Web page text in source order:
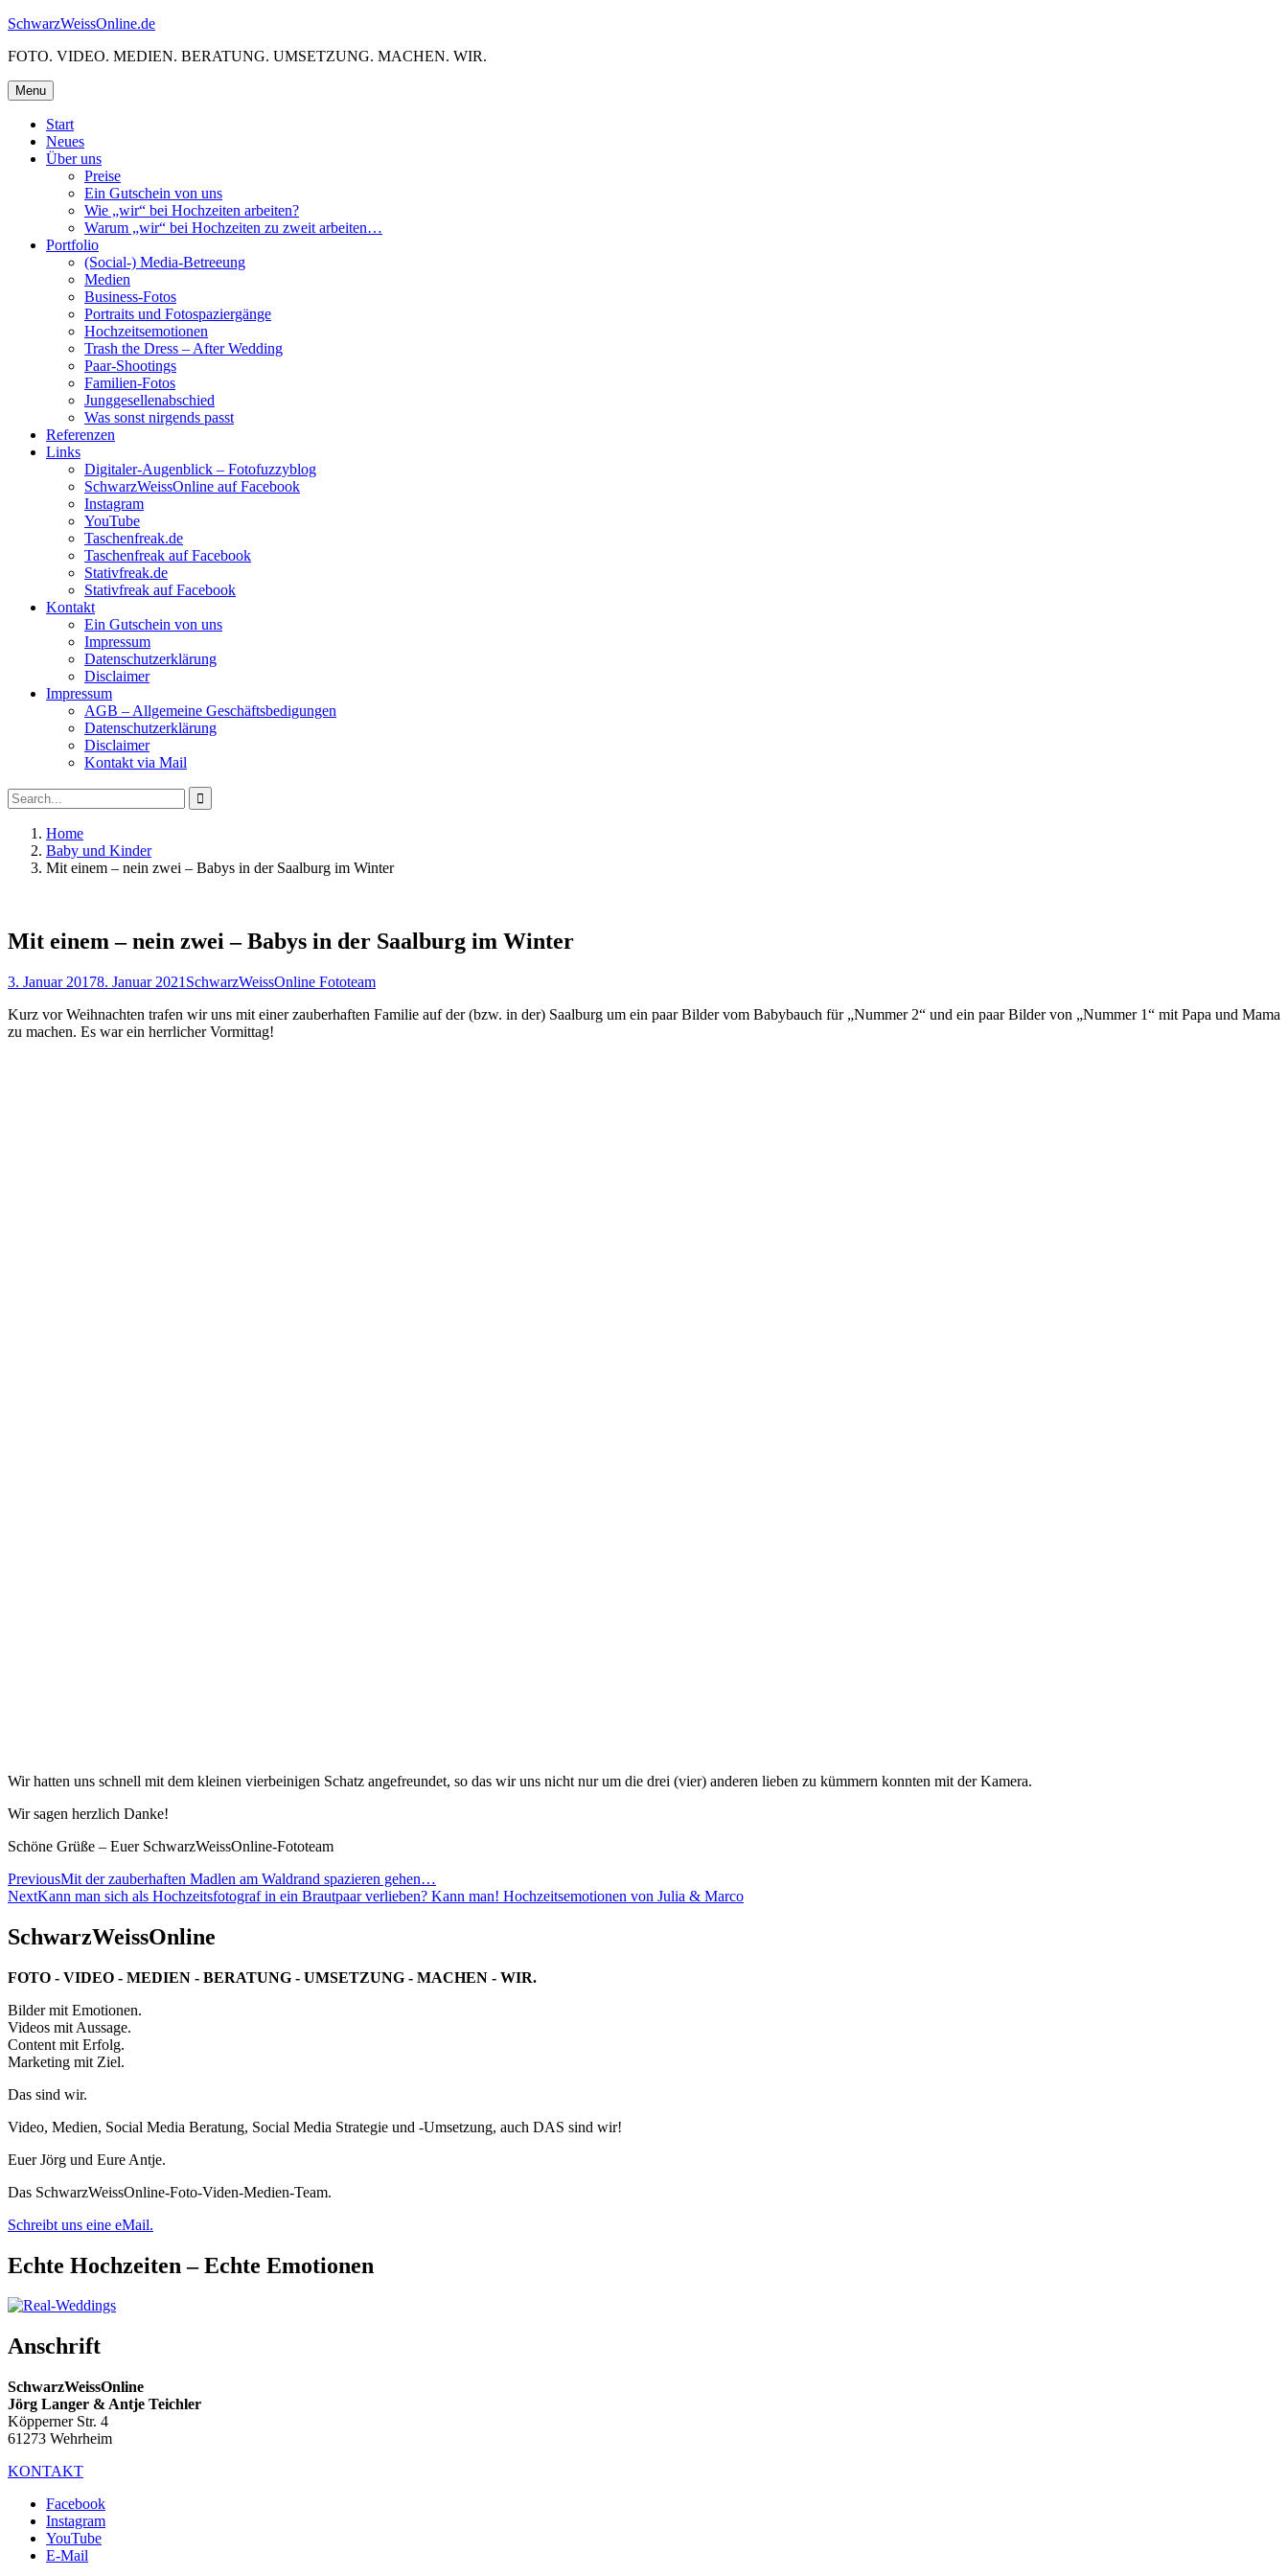
Skip
content
SchwarzWeissOnline.de
FOTO. VIDEO. MEDIEN. BERATUNG. UMSETZUNG. MACHEN. WIR.
Menu
Start
Neues
Über uns
Preise
Ein Gutschein von uns
Wie „wir“ bei Hochzeiten arbeiten?
Warum „wir“ bei Hochzeiten zu zweit arbeiten…
Portfolio
(Social-) Media-Betreeung
Medien
Business-Fotos
Portraits und Fotospaziergänge
Hochzeitsemotionen
Trash the Dress – After Wedding
Paar-Shootings
Familien-Fotos
Junggesellenabschied
Was sonst nirgends passt
Referenzen
Links
Digitaler-Augenblick – Fotofuzzyblog
SchwarzWeissOnline auf Facebook
Instagram
YouTube
Taschenfreak.de
Taschenfreak auf Facebook
Stativfreak.de
Stativfreak auf Facebook
Kontakt
Ein Gutschein von uns
Impressum
Datenschutzerklärung
Disclaimer
Impressum
AGB – Allgemeine Geschäftsbedigungen
Datenschutzerklärung
Disclaimer
Kontakt via Mail
Search
Search
for:
Home
Baby und Kinder
Mit einem – nein zwei – Babys in der Saalburg im Winter
Mit einem – nein zwei – Babys in der Saalburg im Winter
3. Januar 20178. Januar 2021 SchwarzWeissOnline Fototeam
Kurz vor Weihnachten trafen wir uns mit einer zauberhaften Familie auf der (bzw. in der) Saalburg um ein paar Bilder vom Babybauch für „Nummer 2“ und ein paar Bilder von „Nummer 1“ mit Papa und Mama
zu machen. Es war ein herrlicher Vormittag!
Wir hatten uns schnell mit dem kleinen vierbeinigen Schatz angefreundet, so das wir uns nicht nur um die drei (vier) anderen lieben zu kümmern konnten mit der Kamera.
Wir sagen herzlich Danke!
Schöne Grüße – Euer SchwarzWeissOnline-Fototeam
Beitragsnavigation
PreviousMit der zauberhaften Madlen am Waldrand spazieren gehen…
NextKann man sich als Hochzeitsfotograf in ein Brautpaar verlieben? Kann man! Hochzeitsemotionen von Julia & Marco
SchwarzWeissOnline
FOTO - VIDEO - MEDIEN - BERATUNG - UMSETZUNG - MACHEN - WIR.
Bilder mit Emotionen.
Videos mit Aussage.
Content mit Erfolg.
Marketing mit Ziel.
Das sind wir.
Video, Medien, Social Media Beratung, Social Media Strategie und -Umsetzung, auch DAS sind wir!
Euer Jörg und Eure Antje.
Das SchwarzWeissOnline-Foto-Viden-Medien-Team.
Schreibt uns eine eMail.
Echte Hochzeiten – Echte Emotionen
Anschrift
SchwarzWeissOnline
Jörg Langer & Antje Teichler
Köpperner Str. 4
61273 Wehrheim
KONTAKT
Facebook
Instagram
YouTube
E-Mail